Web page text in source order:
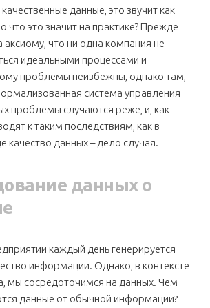
данные, это звучит как
что это значит на практике? Прежде
аксиому, что ни одна компания не
идеальными процессами и
проблемы неизбежны, однако там,
система управления
проблемы случаются реже, и, как
к таким последствиям, как в
качество данных – дело случая.
данных о
каждый день генерируется
информации. Однако, в контексте
мы сосредоточимся на данных. Чем
данные от обычной информации?